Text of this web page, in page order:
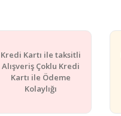
Kredi Kartı ile taksitli
Alışveriş Çoklu Kredi
Kartı ile Ödeme
Kolaylığı